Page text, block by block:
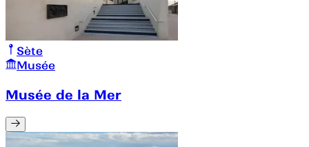
Sète
Musée
Musée de la Mer